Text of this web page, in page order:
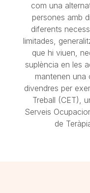
com una
persones amb
diferents
limitades,
que hi viuen,
suplència en les
mantenen una
divendres per
Treball (CET),
Serveis
de